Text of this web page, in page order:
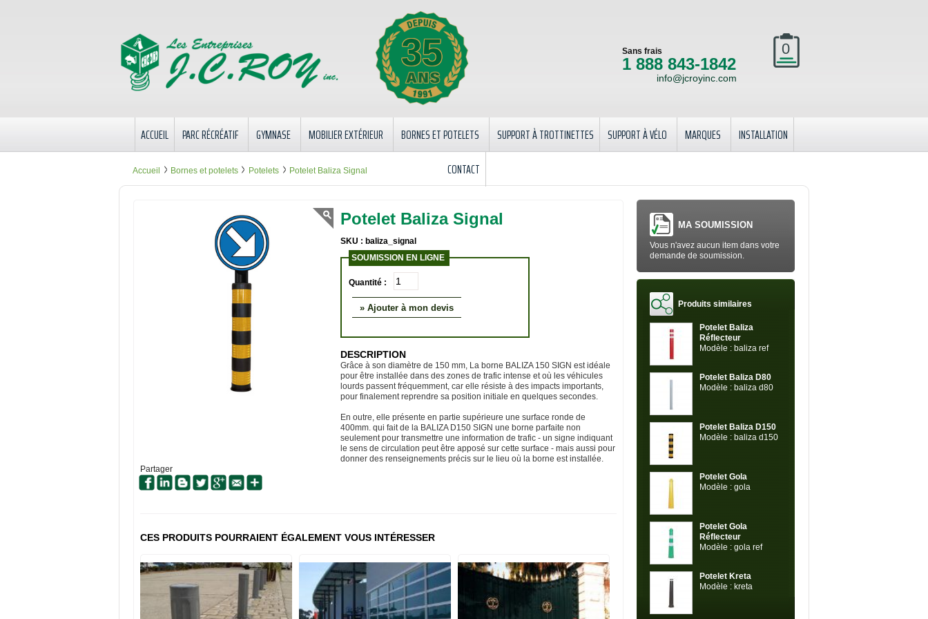
35 0
Sans frais
1 888 843-1842
info@jcroyinc.com
ACCUEIL PARC RÉCRÉATIF GYMNASE MOBILIER EXTÉRIEUR BORNES ET POTELETS SUPPORT À TROTTINETTES SUPPORT À VÉLO MARQUES
INSTALLATION
CONTACT
Accueil Bornes et potelets Potelets Potelet Baliza Signal
Potelet Baliza Signal
SKU : baliza_signal
SOUMISSION EN LIGNE
Quantité :
» Ajouter à mon devis
DESCRIPTION
Grâce à son diamètre de 150 mm, La borne BALIZA 150 SIGN est idéale
pour être installée dans des zones de trafic intense et où les véhicules
lourds passent fréquemment, car elle résiste à des impacts importants,
pour finalement reprendre sa position initiale en quelques secondes.
En outre, elle présente en partie supérieure une surface ronde de
400mm. qui fait de la BALIZA D150 SIGN une borne parfaite non
seulement pour transmettre une information de trafic - un signe indiquant
le sens de circulation peut être apposé sur cette surface - mais aussi pour
donner des renseignements précis sur le lieu où la borne est installée.
Partager
CES PRODUITS POURRAIENT ÉGALEMENT VOUS INTÉRESSER
MA SOUMISSION
Vous n'avez aucun item dans votre
demande de soumission.
Produits similaires
Potelet Baliza
Réflecteur
Modèle : baliza ref
Potelet Baliza D80
Modèle : baliza d80
Potelet Baliza D150
Modèle : baliza d150
Potelet Gola
Modèle : gola
Potelet Gola
Réflecteur
Modèle : gola ref
Potelet Kreta
Modèle : kreta